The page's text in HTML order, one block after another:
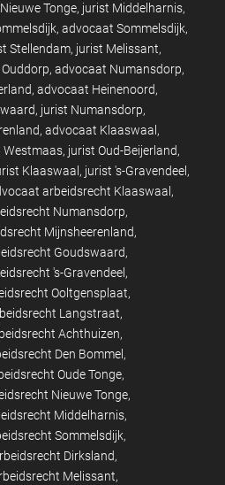
Tonge jurist Middelharnis
advocaat Sommelsdijk
Stellendam jurist Melissant
advocaat Numansdorp
advocaat Heinenoord
jurist Numansdorp
advocaat Klaaswaal
Westmaas jurist Oud-Beijerland
Klaaswaal
jurist 's-Gravendeel
arbeidsrecht Klaaswaal
Numansdorp
Mijnsheerenland
Goudswaard
's-Gravendeel
Ooltgensplaat
Langstraat
Achthuizen
Den Bommel
Oude Tonge
Nieuwe Tonge
Middelharnis
Sommelsdijk
Dirksland
Melissant